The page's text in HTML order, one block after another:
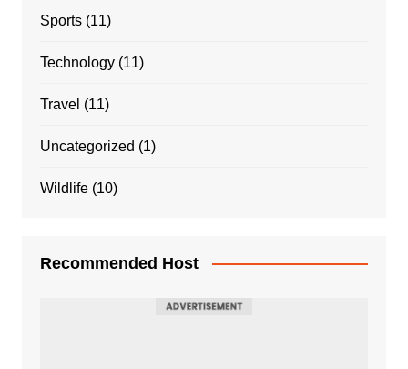
Sports(11)
Technology(11)
Travel (11)
Uncategorized (1)
Wildlife(10)
Recommended Host